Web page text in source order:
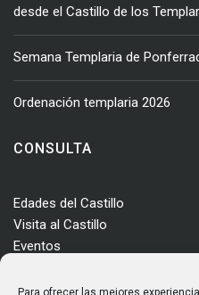
Para ofrecer las mejores
desde el Castillo de los
Semana Templaria de
Ordenación templaria 2026
CONSULTA
Edades del Castillo
Visita al Castillo
Eventos
Enclave